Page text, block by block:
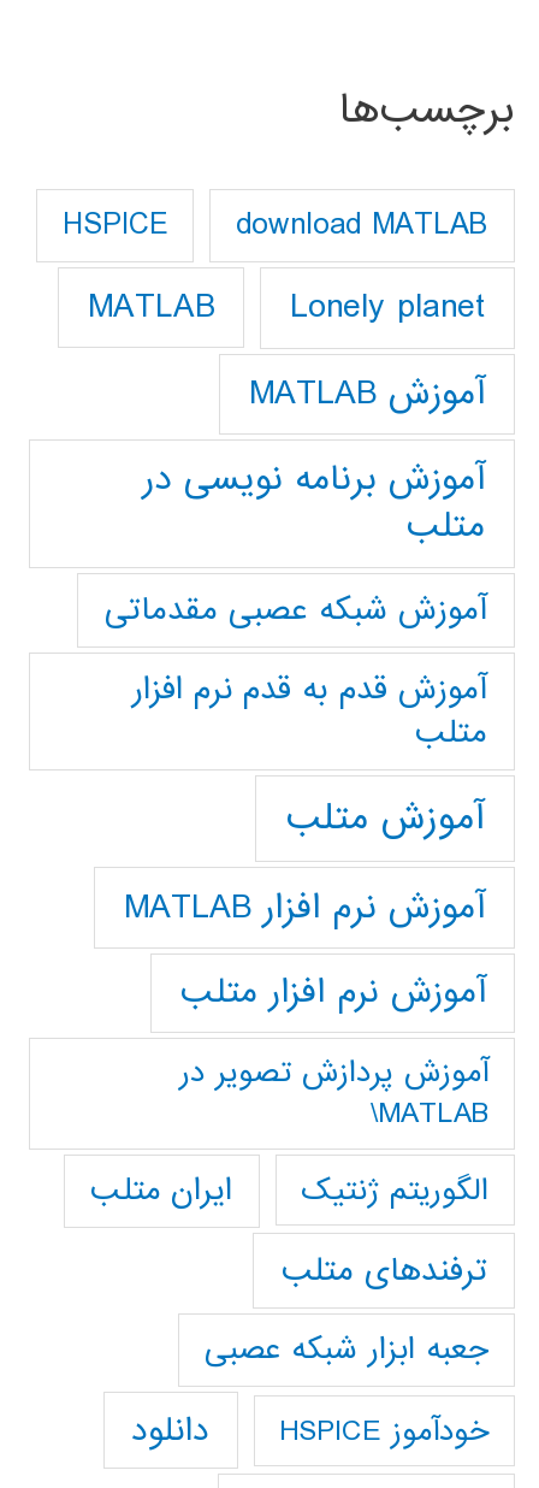
برچسب‌ها
download MATLAB
HSPICE
Lonely planet
MATLAB
آموزش MATLAB
آموزش برنامه نویسی در
متلب
آموزش شبکه عصبی مقدماتی
آموزش قدم به قدم نرم افزار
متلب
آموزش متلب
آموزش نرم افزار MATLAB
آموزش نرم افزار متلب
آموزش پردازش تصوير در
MATLAB\
الگوریتم ژنتیک
ایران متلب
ترفندهای متلب
جعبه ابزار شبکه عصبی
خودآموز HSPICE دانلود